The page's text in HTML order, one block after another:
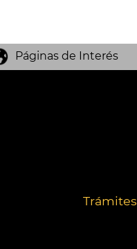
Páginas de Interés
Trámites